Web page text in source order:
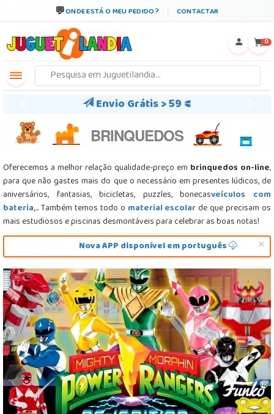
ONDE ESTÁ O MEU PEDIDO? CONTACTAR
0
Envio Grátis > 59 €
BRINQUEDOS
Oferecemos a melhor relação qualidade-preço em brinquedos on-line,
para que não gastes mais do que o necessário em presentes lúdicos, de
aniversários, fantasias, bicicletas, puzzles, bonecasveículos com
bateria,... Também temos todo o material escolarde que precisam os
mais estudiosos e piscinas desmontáveis para celebrar as boas notas!
×
Nova APP disponível em português
Previous Next